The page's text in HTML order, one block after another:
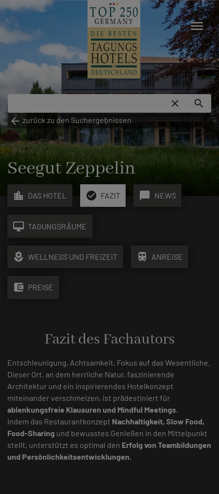
close
search
arrow_backzurück zu den Suchergebnissen
menu
Seegut Zeppelin
location_city DAS HOTEL check_circle FAZIT chat_bubble NEWS
desktop_mac TAGUNGSRÄUME
local_florist WELLNESS UND FREIZEIT train ANREISE
account_balance_wallet PREISE
Fazit des Fachautors
Entschleunigung, Achtsamkeit, Fokus auf das Wesentliche.
Dieser Ort, an dem herrliche Natur, faszinierende
Architektur und ein inspirierendes Hotelkonzept
miteinander verschmelzen, ist prädestiniert für
ablenkungsfreie Klausuren und Mindful Meetings.
Indem das Restaurantkonzept Nachhaltigkeit, Slow Food,
Food-Sharing und bewusstes Genießen in den Mittelpunkt
stellt, unterstützt es optimal den Erfolg von Teambildungen
und Persönlichkeitsentwicklungen.